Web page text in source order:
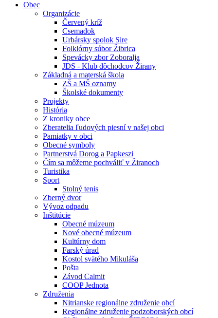
Obec
Organizácie
Červený kríž
Csemadok
Urbársky spolok Sire
Folklórny súbor Žibrica
Spevácky zbor Zoboralja
JDS - Klub dôchodcov Žirany
Základná a materská škola
ZŠ a MŠ oznamy
Školské dokumenty
Projekty
História
Z kroniky obce
Zberatelia ľudových piesní v našej obci
Pamiatky v obci
Obecné symboly
Partnerstvá Dorog a Papkeszi
Čím sa môžeme pochváliť v Žiranoch
Turistika
Sport
Stolný tenis
Zberný dvor
Vývoz odpadu
Inštitúcie
Obecné múzeum
Nové obecné múzeum
Kultúrny dom
Farský úrad
Kostol svätého Mikuláša
Pošta
Závod Calmit
COOP Jednota
Združenia
Nitrianske regionálne združenie obcí
Regionálne združenie podzoborských obcí